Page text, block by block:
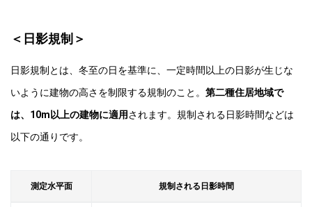
＜日影規制＞
日影規制とは、冬至の日を基準に、一定時間以上の日影が生じな
いように建物の高さを制限する規制のこと。 第二種住居地域で
は、10m以上の建物に適用されます。規制される日影時間などは
以下の通りです。
測定水平面 規制される日影時間